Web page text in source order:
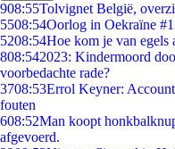
908:55Tolvignet België,
5508:54Oorlog in Oekraïne
5208:54Hoe kom je van egels
808:542023: Kindermoord
voorbedachte rade?
3708:53Errol Keyner:
fouten
608:52Man koopt
afgevoerd.